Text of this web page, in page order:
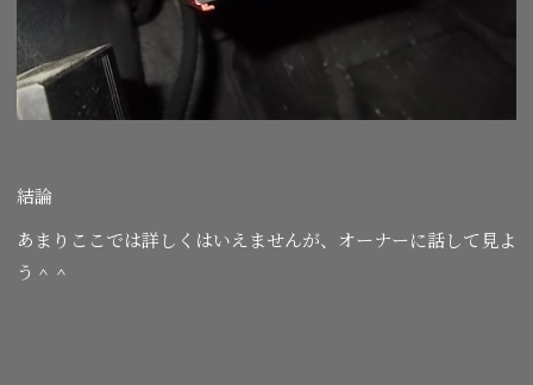
結論
あまりここでは詳しくはいえませんが、オーナーに話して見よ
う＾＾